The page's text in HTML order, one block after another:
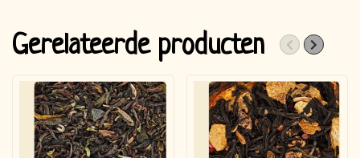
Gerelateerde producten